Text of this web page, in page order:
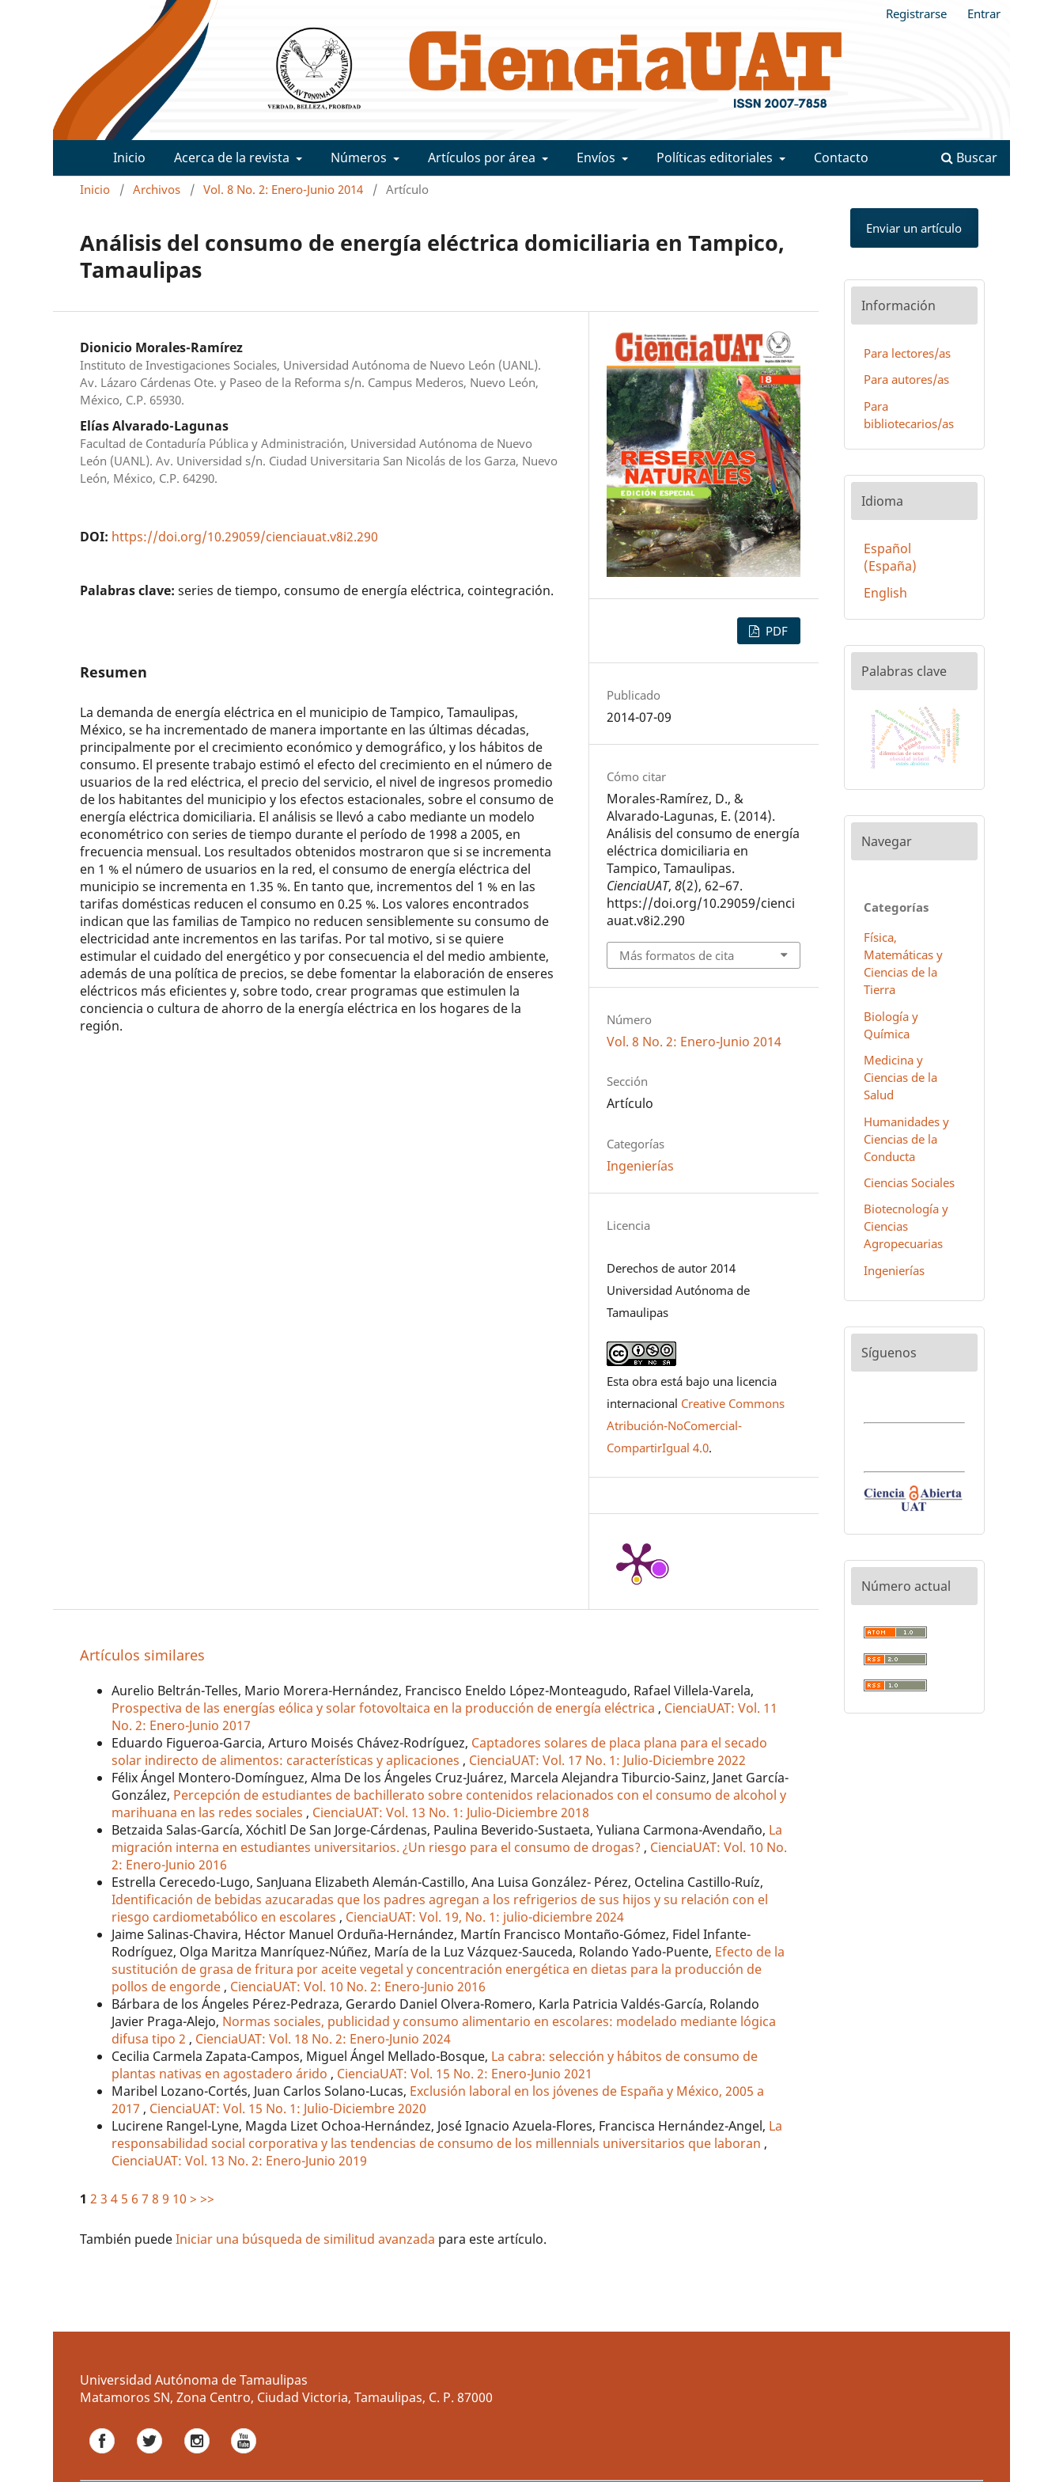
Inicio Acerca de la revista Números Artículos por área Envíos Políticas editoriales Contacto Buscar
Registrarse Entrar
Inicio / Archivos / Vol. 8 No. 2: Enero-Junio 2014 / Artículo
Análisis del consumo de energía eléctrica domiciliaria en Tampico,
Tamaulipas
Dionicio Morales-Ramírez
Instituto de Investigaciones Sociales, Universidad Autónoma de Nuevo León (UANL).
Av. Lázaro Cárdenas Ote. y Paseo de la Reforma s/n. Campus Mederos, Nuevo León,
México, C.P. 65930.
Elías Alvarado-Lagunas
Facultad de Contaduría Pública y Administración, Universidad Autónoma de Nuevo
León (UANL). Av. Universidad s/n. Ciudad Universitaria San Nicolás de los Garza, Nuevo
León, México, C.P. 64290.
DOI: https://doi.org/10.29059/cienciauat.v8i2.290
Palabras clave:series de tiempo, consumo de energía eléctrica, cointegración.
Resumen
La demanda de energía eléctrica en el municipio de Tampico, Tamaulipas,
México, se ha incrementado de manera importante en las últimas décadas,
principalmente por el crecimiento económico y demográfico, y los hábitos de
consumo. El presente trabajo estimó el efecto del crecimiento en el número de
usuarios de la red eléctrica, el precio del servicio, el nivel de ingresos promedio
de los habitantes del municipio y los efectos estacionales, sobre el consumo de
energía eléctrica domiciliaria. El análisis se llevó a cabo mediante un modelo
econométrico con series de tiempo durante el período de 1998 a 2005, en
frecuencia mensual. Los resultados obtenidos mostraron que si se incrementa
en 1 % el número de usuarios en la red, el consumo de energía eléctrica del
municipio se incrementa en 1.35 %. En tanto que, incrementos del 1 % en las
tarifas domésticas reducen el consumo en 0.25 %. Los valores encontrados
indican que las familias de Tampico no reducen sensiblemente su consumo de
electricidad ante incrementos en las tarifas. Por tal motivo, si se quiere
estimular el cuidado del energético y por consecuencia el del medio ambiente,
además de una política de precios, se debe fomentar la elaboración de enseres
eléctricos más eficientes y, sobre todo, crear programas que estimulen la
conciencia o cultura de ahorro de la energía eléctrica en los hogares de la
región.
PDF
Publicado
2014-07-09
Cómo citar
Morales-Ramírez, D., &
Alvarado-Lagunas, E. (2014).
Análisis del consumo de energía
eléctrica domiciliaria en
Tampico, Tamaulipas.
CienciaUAT,8(2), 62–67.
https://doi.org/10.29059/cienci
auat.v8i2.290
Más formatos de cita
Número
Vol. 8 No. 2: Enero-Junio 2014
Sección
Artículo
Categorías
Ingenierías
Licencia
Derechos de autor 2014
Universidad Autónoma de
Tamaulipas
Esta obra está bajo una licencia
internacional Creative Commons
Atribución-NoComercial-
CompartirIgual 4.0.
Artículos similares
Aurelio Beltrán-Telles, Mario Morera-Hernández, Francisco Eneldo López-Monteagudo, Rafael Villela-Varela,
Prospectiva de las energías eólica y solar fotovoltaica en la producción de energía eléctrica , CienciaUAT: Vol. 11
No. 2: Enero-Junio 2017
Eduardo Figueroa-Garcia, Arturo Moisés Chávez-Rodríguez, Captadores solares de placa plana para el secado
solar indirecto de alimentos: características y aplicaciones , CienciaUAT: Vol. 17 No. 1: Julio-Diciembre 2022
Félix Ángel Montero-Domínguez, Alma De los Ángeles Cruz-Juárez, Marcela Alejandra Tiburcio-Sainz, Janet García-
González, Percepción de estudiantes de bachillerato sobre contenidos relacionados con el consumo de alcohol y
marihuana en las redes sociales , CienciaUAT: Vol. 13 No. 1: Julio-Diciembre 2018
Betzaida Salas-García, Xóchitl De San Jorge-Cárdenas, Paulina Beverido-Sustaeta, Yuliana Carmona-Avendaño, La
migración interna en estudiantes universitarios. ¿Un riesgo para el consumo de drogas? , CienciaUAT: Vol. 10 No.
2: Enero-Junio 2016
Estrella Cerecedo-Lugo, SanJuana Elizabeth Alemán-Castillo, Ana Luisa González- Pérez, Octelina Castillo-Ruíz,
Identificación de bebidas azucaradas que los padres agregan a los refrigerios de sus hijos y su relación con el
riesgo cardiometabólico en escolares , CienciaUAT: Vol. 19, No. 1: julio-diciembre 2024
Jaime Salinas-Chavira, Héctor Manuel Orduña-Hernández, Martín Francisco Montaño-Gómez, Fidel Infante-
Rodríguez, Olga Maritza Manríquez-Núñez, María de la Luz Vázquez-Sauceda, Rolando Yado-Puente, Efecto de la
sustitución de grasa de fritura por aceite vegetal y concentración energética en dietas para la producción de
pollos de engorde , CienciaUAT: Vol. 10 No. 2: Enero-Junio 2016
Bárbara de los Ángeles Pérez-Pedraza, Gerardo Daniel Olvera-Romero, Karla Patricia Valdés-García, Rolando
Javier Praga-Alejo, Normas sociales, publicidad y consumo alimentario en escolares: modelado mediante lógica
difusa tipo 2 , CienciaUAT: Vol. 18 No. 2: Enero-Junio 2024
Cecilia Carmela Zapata-Campos, Miguel Ángel Mellado-Bosque, La cabra: selección y hábitos de consumo de
plantas nativas en agostadero árido , CienciaUAT: Vol. 15 No. 2: Enero-Junio 2021
Maribel Lozano-Cortés, Juan Carlos Solano-Lucas, Exclusión laboral en los jóvenes de España y México, 2005 a
2017 , CienciaUAT: Vol. 15 No. 1: Julio-Diciembre 2020
Lucirene Rangel-Lyne, Magda Lizet Ochoa-Hernández, José Ignacio Azuela-Flores, Francisca Hernández-Angel, La
responsabilidad social corporativa y las tendencias de consumo de los millennials universitarios que laboran ,
CienciaUAT: Vol. 13 No. 2: Enero-Junio 2019
1 2 3 4 5 6 7 8 9 10 > >>
También puedeIniciar una búsqueda de similitud avanzada para este artículo.
Enviar un artículo
Información
Para lectores/as
Para autores/as
Para
bibliotecarios/as
Idioma
Español
(España)
English
Palabras clave
depresión
estudiantes universitarios
diferencias de sexo salud mental
g-cuádruples virus de humanos
genomas
antivirales
perú
hñähñu español
red neuronal acoplamiento molecular
índice de masa corporal obesidad infantil
méxico
estrés abiótico
rendimiento empoasca spp
Navegar
Categorías
Física,
Matemáticas y
Ciencias de la
Tierra
Biología y
Química
Medicina y
Ciencias de la
Salud
Humanidades y
Ciencias de la
Conducta
Ciencias Sociales
Biotecnología y
Ciencias
Agropecuarias
Ingenierías
Síguenos
Número actual
Universidad Autónoma de Tamaulipas
Matamoros SN, Zona Centro, Ciudad Victoria, Tamaulipas, C. P. 87000